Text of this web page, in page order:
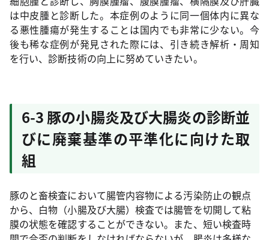
は中皮腫と診断した。本症例のように同一個体内に異な
る悪性腫瘍が発生することは国内でも非常に少ない。今
後も稀な症例が発見された際には、引き続き解析・周知
を行い、診断技術の向上に努めていきたい。
6-3 豚の小腸炎及び大腸炎の診断並
びに廃棄基準の平準化に向けた取
組
豚のと畜検査において腸管内容物による汚染防止の観点
から、白物（小腸及び大腸）検査では腸管を切開して粘
膜の状態を確認することができない。また、短い検査時